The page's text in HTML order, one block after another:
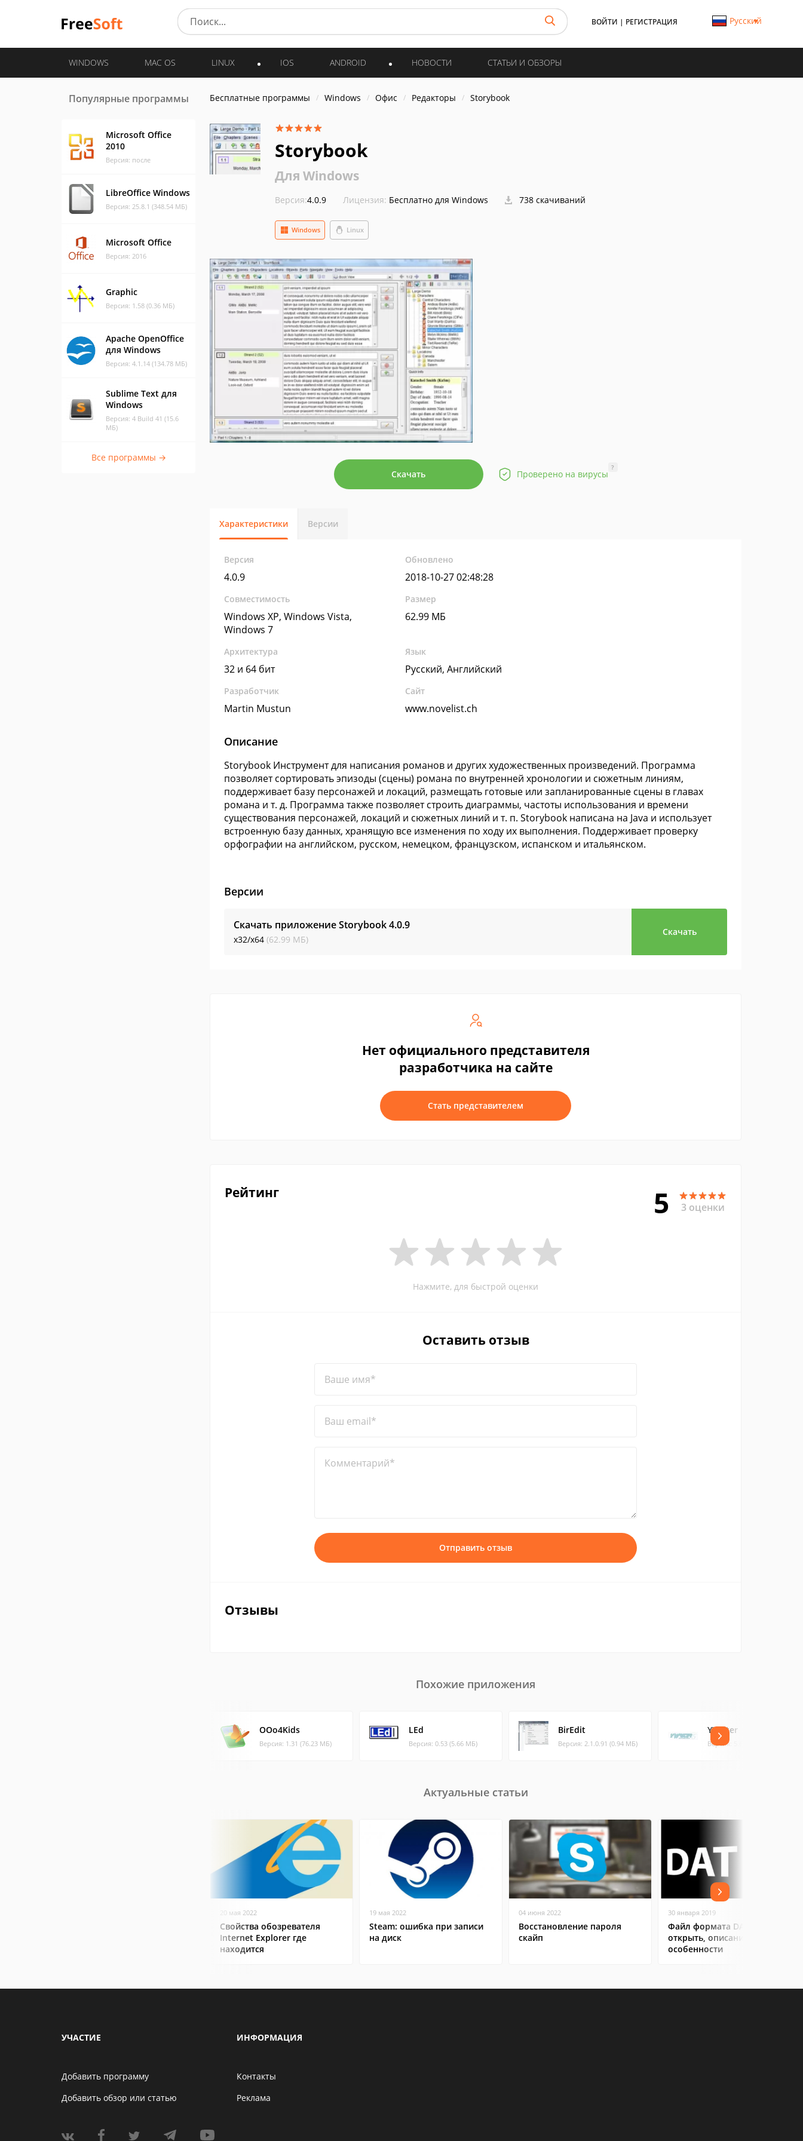
ВОЙТИ | РЕГИСТРАЦИЯ Русский
WINDOWS MAC OS LINUX IOS ANDROID НОВОСТИ СТАТЬИ И ОБЗОРЫ
Популярные программы
Microsoft Office
2010
Версия: после
LibreOffice Windows
Версия: 25.8.1 (348.54 МБ)
Microsoft Office
Версия: 2016
Graphic
Версия: 1.58 (0.36 МБ)
Apache OpenOffice
для Windows
Версия: 4.1.14 (134.78 МБ)
Sublime Text для
Windows
Версия: 4 Build 41 (15.6
МБ)
Все программы →
Бесплатные программы Windows Офис Редакторы Storybook
Storybook
Для Windows
Версия:4.0.9 Лицензия: Бесплатно для Windows 738 скачиваний
Windows Linux
Скачать Проверено на вирусы
?
Характеристики Версии
Версия
4.0.9
Обновлено
2018-10-27 02:48:28
Совместимость
Windows XP, Windows Vista,
Windows 7
Размер
62.99 МБ
Архитектура
32 и 64 бит
Язык
Русский, Английский
Разработчик
Martin Mustun
Сайт
www.novelist.ch
Описание
Storybook Инструмент для написания романов и других художественных произведений. Программа
позволяет сортировать эпизоды (сцены) романа по внутренней хронологии и сюжетным линиям,
поддерживает базу персонажей и локаций, размещать готовые или запланированные сцены в главах
романа и т. д. Программа также позволяет строить диаграммы, частоты использования и времени
существования персонажей, локаций и сюжетных линий и т. п. Storybook написана на Java и использует
встроенную базу данных, хранящую все изменения по ходу их выполнения. Поддерживает проверку
орфографии на английском, русском, немецком, французском, испанском и итальянском.
Версии
Скачать приложение Storybook4.0.9
x32/x64 (62.99 МБ)
Скачать
Нет официального представителя
разработчика на сайте
Стать представителем
Рейтинг 5 3 оценки
Нажмите, для быстрой оценки
Оставить отзыв
Ваше имя*
Ваш email*
Комментарий*
Отправить отзыв
Отзывы
Похожие приложения
OOo4Kids
Версия: 1.31 (76.23 МБ)
LEd
Версия: 0.53 (5.66 МБ)
BirEdit
Версия: 2.1.0.91 (0.94 МБ)
YWriter
Версия: 5.6.1.9 (7.34 МБ)
Актуальные статьи
20 мая 2022
Свойства обозревателя
Internet Explorer где
находится
19 мая 2022
Steam: ошибка при записи
на диск
04 июня 2022
Восстановление пароля
скайп
30 января 2019
Файл формата DAT: чем
открыть, описание,
особенности
УЧАСТИЕ
Добавить программу
Добавить обзор или статью
ИНФОРМАЦИЯ
Контакты
Реклама